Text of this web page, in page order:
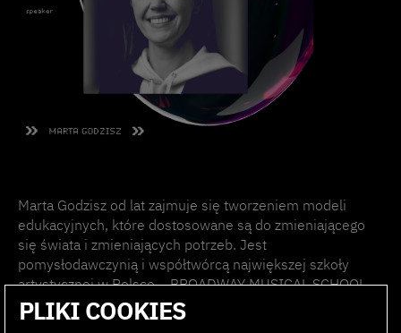
Marta Godzisz od lat zajmuje się tworzeniem modeli
edukacyjnych, które dostosowane są do zmieniającego
się świata i zmieniających potrzeb. Jest
pomysłodawczynią i współtwórcą największej szkoły
artystycznej w Polsce – BROADWAY MUSICAL SCHOOL.
Jest również współwydawczynią i redaktorką jedynych w
Polsce podręczników kształcenia artystycznego
PLIKI COOKIES